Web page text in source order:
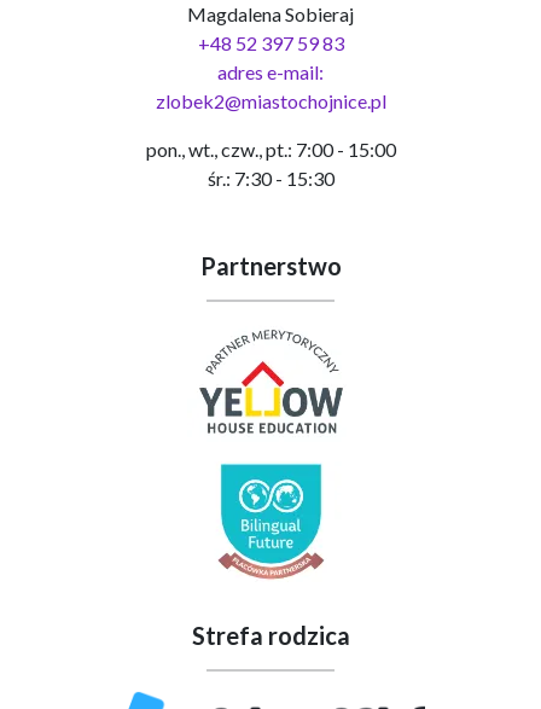
Magdalena Sobieraj
+48 52 397 59 83
adres e-mail:
zlobek2@miastochojnice.pl
pon., wt., czw., pt.: 7:00 - 15:00
śr.: 7:30 - 15:30
Partnerstwo
Strefa rodzica